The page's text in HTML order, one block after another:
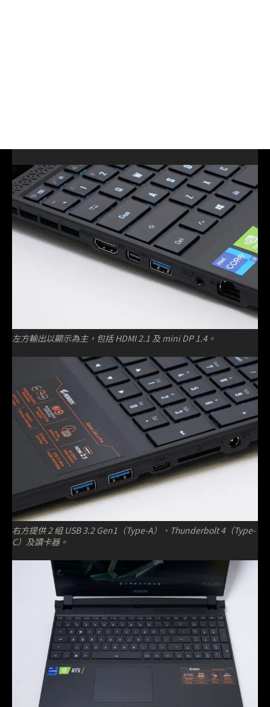
左方輸出以顯示為主，包括 HDMI 2.1 及 mini DP 1.4。
右方提供 2 組 USB 3.2 Gen1（Type-A）、Thunderbolt 4（Type-
C）及讀卡器。